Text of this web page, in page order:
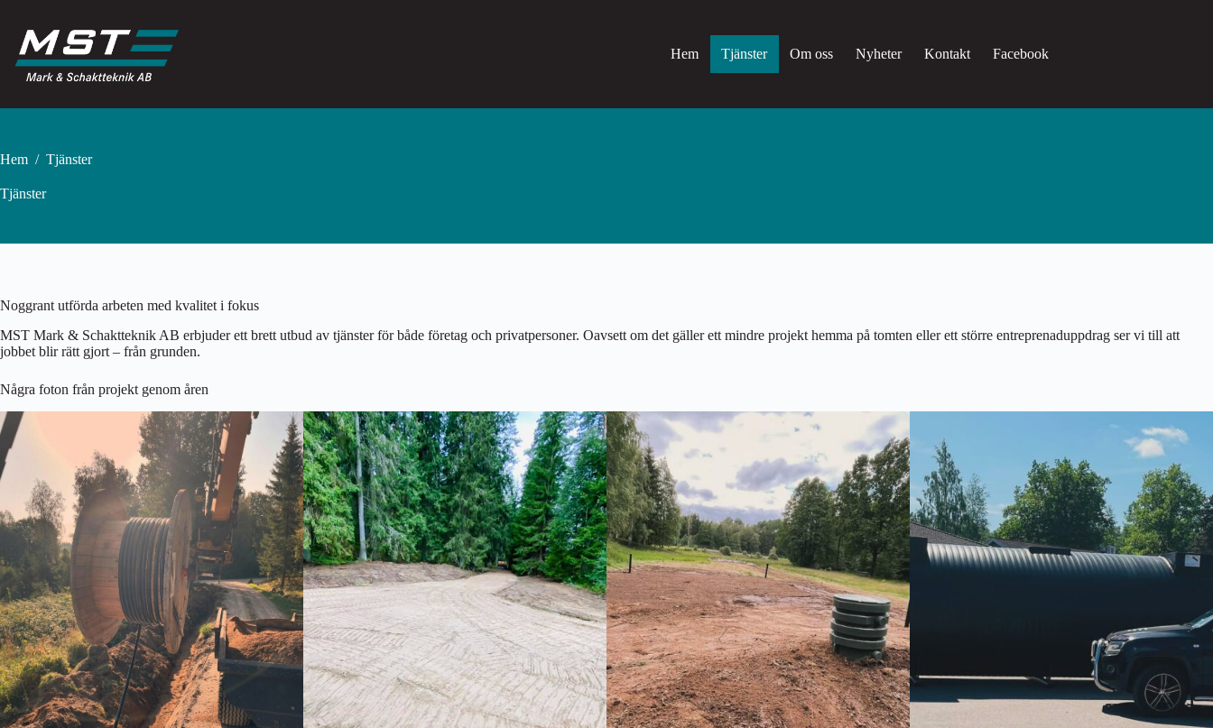
innehåll
Hem
Tjänster Om oss Nyheter Kontakt Facebook
Hem / Tjänster
Tjänster
Noggrant utförda arbeten med kvalitet i fokus
MST Mark & Schaktteknik AB erbjuder ett brett utbud av tjänster för både företag och privatpersoner. Oavsett om det gäller ett mindre projekt hemma på tomten eller ett större entreprenaduppdrag ser vi till att
jobbet blir rätt gjort – från grunden.
Några foton från projekt genom åren